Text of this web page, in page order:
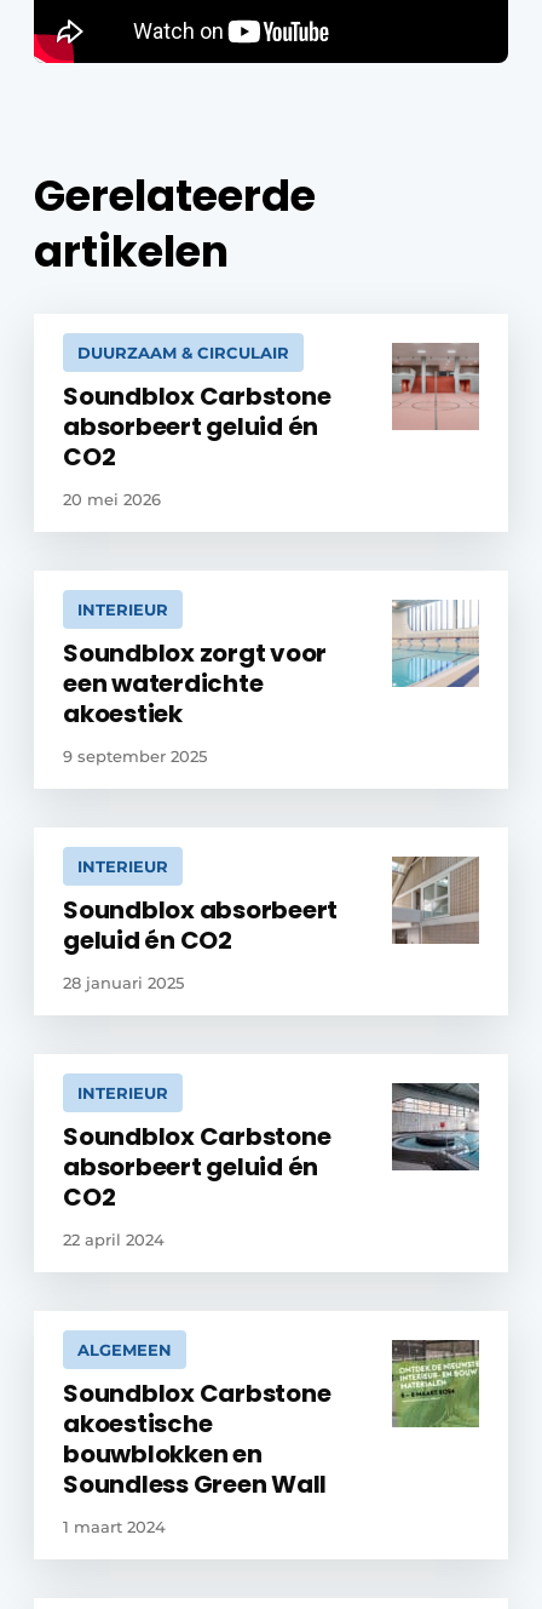
Gerelateerde
artikelen
DUURZAAM & CIRCULAIR
Soundblox Carbstone
absorbeert geluid én
CO2
20 mei 2026
INTERIEUR
Soundblox zorgt voor
een waterdichte
akoestiek
9 september 2025
INTERIEUR
Soundblox absorbeert
geluid én CO2
28 januari 2025
INTERIEUR
Soundblox Carbstone
absorbeert geluid én
CO2
22 april 2024
ALGEMEEN
Soundblox Carbstone
akoestische
bouwblokken en
Soundless Green Wall
1 maart 2024